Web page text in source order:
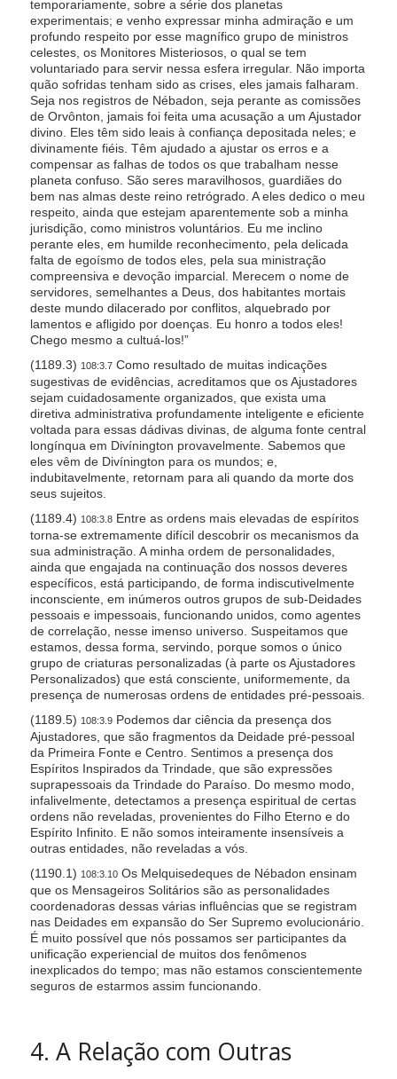
temporariamente, sobre a série dos planetas
experimentais; e venho expressar minha admiração e um
profundo respeito por esse magnífico grupo de ministros
celestes, os Monitores Misteriosos, o qual se tem
voluntariado para servir nessa esfera irregular. Não importa
quão sofridas tenham sido as crises, eles jamais falharam.
Seja nos registros de Nébadon, seja perante as comissões
de Orvônton, jamais foi feita uma acusação a um Ajustador
divino. Eles têm sido leais à confiança depositada neles; e
divinamente fiéis. Têm ajudado a ajustar os erros e a
compensar as falhas de todos os que trabalham nesse
planeta confuso. São seres maravilhosos, guardiães do
bem nas almas deste reino retrógrado. A eles dedico o meu
respeito, ainda que estejam aparentemente sob a minha
jurisdição, como ministros voluntários. Eu me inclino
perante eles, em humilde reconhecimento, pela delicada
falta de egoísmo de todos eles, pela sua ministração
compreensiva e devoção imparcial. Merecem o nome de
servidores, semelhantes a Deus, dos habitantes mortais
deste mundo dilacerado por conflitos, alquebrado por
lamentos e afligido por doenças. Eu honro a todos eles!
Chego mesmo a cultuá-los!”
(1189.3) 108:3.7Como resultado de muitas indicações
sugestivas de evidências, acreditamos que os Ajustadores
sejam cuidadosamente organizados, que exista uma
diretiva administrativa profundamente inteligente e eficiente
voltada para essas dádivas divinas, de alguma fonte central
longínqua em Divínington provavelmente. Sabemos que
eles vêm de Divínington para os mundos; e,
indubitavelmente, retornam para ali quando da morte dos
seus sujeitos.
(1189.4) 108:3.8Entre as ordens mais elevadas de espíritos
torna-se extremamente difícil descobrir os mecanismos da
sua administração. A minha ordem de personalidades,
ainda que engajada na continuação dos nossos deveres
específicos, está participando, de forma indiscutivelmente
inconsciente, em inúmeros outros grupos de sub-Deidades
pessoais e impessoais, funcionando unidos, como agentes
de correlação, nesse imenso universo. Suspeitamos que
estamos, dessa forma, servindo, porque somos o único
grupo de criaturas personalizadas (à parte os Ajustadores
Personalizados) que está consciente, uniformemente, da
presença de numerosas ordens de entidades pré-pessoais.
(1189.5) 108:3.9Podemos dar ciência da presença dos
Ajustadores, que são fragmentos da Deidade pré-pessoal
da Primeira Fonte e Centro. Sentimos a presença dos
Espíritos Inspirados da Trindade, que são expressões
suprapessoais da Trindade do Paraíso. Do mesmo modo,
infalivelmente, detectamos a presença espiritual de certas
ordens não reveladas, provenientes do Filho Eterno e do
Espírito Infinito. E não somos inteiramente insensíveis a
outras entidades, não reveladas a vós.
(1190.1) 108:3.10Os Melquisedeques de Nébadon ensinam
que os Mensageiros Solitários são as personalidades
coordenadoras dessas várias influências que se registram
nas Deidades em expansão do Ser Supremo evolucionário.
É muito possível que nós possamos ser participantes da
unificação experiencial de muitos dos fenômenos
inexplicados do tempo; mas não estamos conscientemente
seguros de estarmos assim funcionando.
4. A Relação com Outras